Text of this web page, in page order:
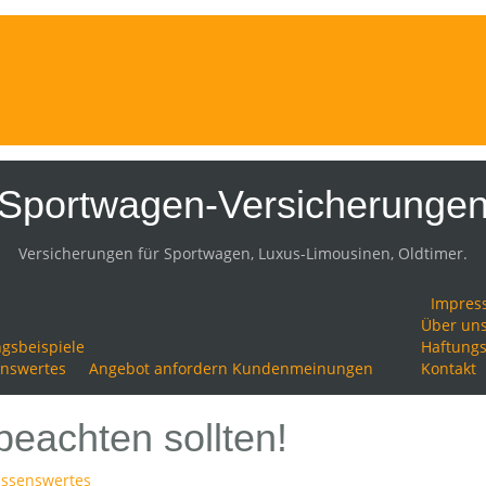
Sportwagen-Versicherungen
Versicherungen für Sportwagen, Luxus-Limousinen, Oldtimer.
Angebot anfordern Kundenmeinungen
Über uns
Kontakt
sollten!